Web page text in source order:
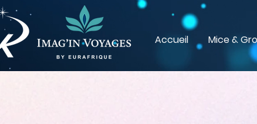
Accueil Mice &